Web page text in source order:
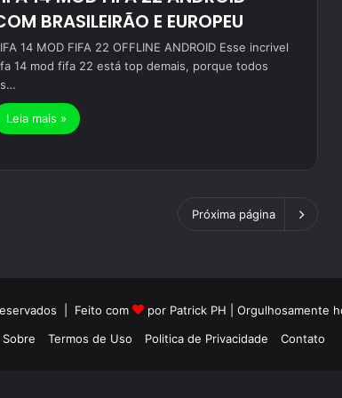
BRASILEIRÃO E EUROPEU
14 MOD FIFA 22 OFFLINE ANDROID Esse incrivel
14 mod fifa 22 está top demais, porque todos
Leia mais »
Próxima página
| Feito com
por Patrick PH | Orgulhosamente
Sobre Termos de Uso Politica de Privacidade Contato